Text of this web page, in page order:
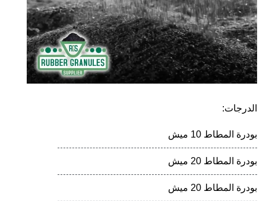
الدرجات:
بودرة المطاط 10 ميش
بودرة المطاط 20 ميش
بودرة المطاط 20 ميش